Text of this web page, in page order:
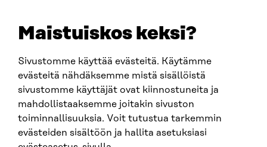
Maistuiskos keksi?
Sivustomme käyttää evästeitä. Käytämme
evästeitä nähdäksemme mistä sisällöistä
sivustomme käyttäjät ovat kiinnostuneita ja
mahdollistaaksemme joitakin sivuston
toiminnallisuuksia. Voit tutustua tarkemmin
evästeiden sisältöön ja hallita asetuksiasi
SITRA SOSIAALISESSA MEDIASSA
LinkedIn
Instagram
YouTube